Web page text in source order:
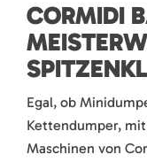
CORMIDI
Egal, ob
Kettendumper,
Maschinen von